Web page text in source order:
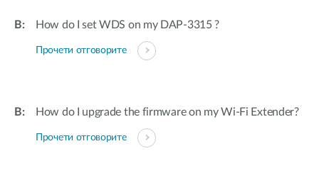
How do I set WDS on my DAP-3315 ?
Прочети отговорите
How do I upgrade the firmware on my Wi-Fi Extender?
Прочети отговорите